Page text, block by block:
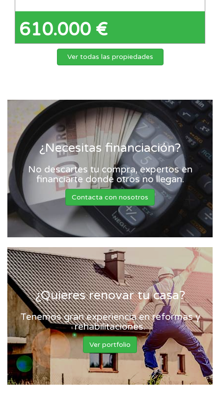
610.000 €
Ver todas las propiedades
¿Necesitas financiación?
No descartes tu compra, expertos en
financiarte donde otros no llegan.
Contacta con nosotros
¿Quieres renovar tu casa?
Tenemos gran experiencia en reformas y
rehabilitaciones.
Ver portfolio